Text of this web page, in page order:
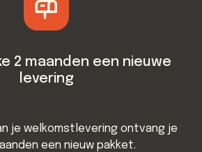
2 maanden een nieuwe
levering
je welkomstlevering ontvang je
een nieuw pakket.